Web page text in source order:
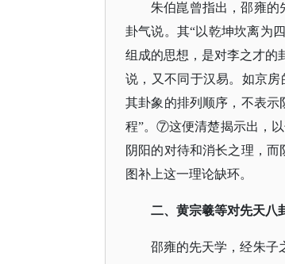
朱伯崑曾指出，邵雍的
卦气说。其“以乾坤坎离为
组成的思想，是对李之才的
说，又不同于汉易。如京房
其卦象的排列顺序，不表
程”。⑦这便清楚揭示出，
阴阳的对待和消长之理，
图补上这一理论缺环。
二、黄宗羲等对先天八
邵雍的先天学，经朱子